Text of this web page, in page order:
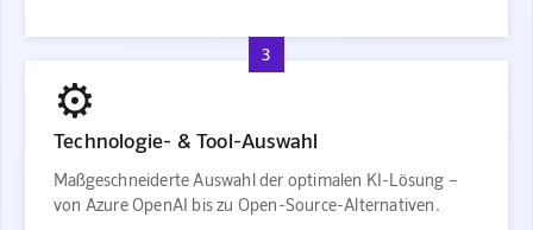
3
⚙️
Technologie- & Tool-Auswahl
Maßgeschneiderte Auswahl der optimalen KI-Lösung –
von Azure OpenAI bis zu Open-Source-Alternativen.